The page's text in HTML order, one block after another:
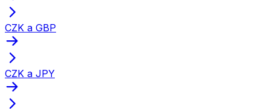
CZK a GBP
CZK a JPY